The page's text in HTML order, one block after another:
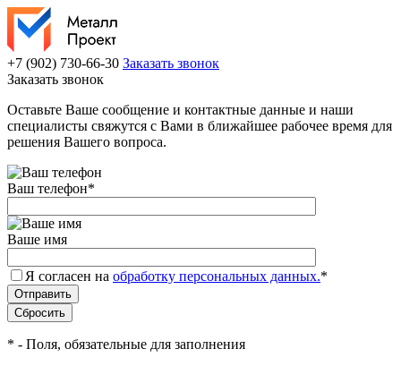
+7 (902) 730-66-30 Заказать звонок
Заказать звонок
Оставьте Ваше сообщение и контактные данные и наши
специалисты свяжутся с Вами в ближайшее рабочее время для
решения Вашего вопроса.
Ваш телефон*
Ваше имя
Я согласен на обработку персональных данных.*
* - Поля, обязательные для заполнения